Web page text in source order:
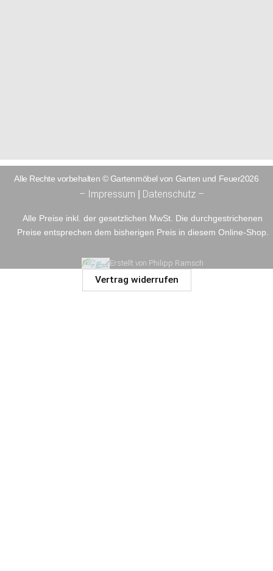
Alle Rechte vorbehalten © Gartenmöbel von Garten und Feuer2026
– Impressum Datenschutz –
Alle Preise inkl. der gesetzlichen MwSt. Die durchgestrichenen
Preise entsprechen dem bisherigen Preis in diesem Online-Shop.
Erstellt von Philipp Ramsch
Vertrag widerrufen